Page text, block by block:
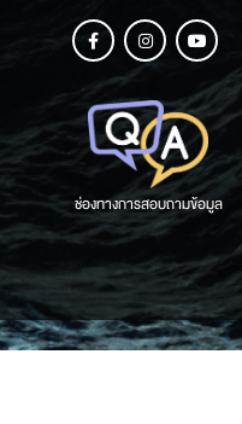
ช่องทางการสอบถามข้อมูล